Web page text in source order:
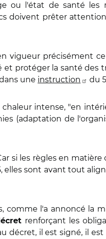
ou l'état de santé les
doivent prêter
vigueur précisément ce
et protéger la santé des
une instruction du
chaleur intense, "en
(adaptation de
si les règles en matière
sont avant tout
comme l'a annoncé la
renforçant les
décret, il est signé, il